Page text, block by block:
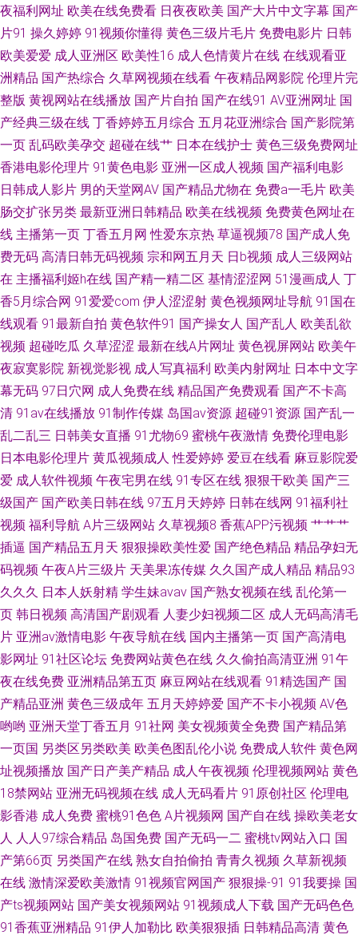
精品久久www 99青青热re 日韩免费 97ii综合网 青青草原综合网 91无码中出
91视频免费 91乱码久久 91色色综合网 日韩性爱网站 99热九九网站 日韩52
页 俺去也成人电影 色悠悠成人综合网站 波多野吉依无码 涩涩伦理影院 91极
品久久精 久久精品偷拍视频 91蜜桃臀 日韩网页AV入口 91综合 91刺激视频
精品人妻久久中文字幕 91福利姬91 欧韩一级 东方影库四虎8848 91人妻福
利精品 丝袜五月天 内射丰满 91日操 日韩视频一类 肏屄TⅤ 91jupao 激情宗
合色网 91看视频 欧美色资源网 超碰人人草 91不用下载观看 极品av在线 91
次元黄色pc 精品久久中文久久 91第一福利视频 久草天堂 91国产视频在线观
久6热 国大片免费观看电视剧 91看片网址 欧美肏肏肏 91视频免费试看 中文
字幕日韩资源网 欧美亚州成人在线电影 99久久国产免费观 婷婷五月激情澎
湃 九一精品网站 91看频 日韩伦理一本道 成人国产 亚洲精品国产精品国 国
产久久免费视频免费 91成人片免费视频
夜福利网址 欧美在线免费看 日夜夜欧美 国产大片中文字幕 国产
片91 操久婷婷 91视频你懂得 黄色三级片毛片 免费电影片 日韩
欧美爱爱 成人亚洲区 欧美性16 成人色情黄片在线 在线观看亚
洲精品 国产热综合 久草网视频在线看 午夜精品网影院 伦理片完
整版 黄视网站在线播放 国产片自拍 国产在线91 AV亚洲网址 国
产经典三级在线 丁香婷婷五月综合 五月花亚洲综合 国产影院第
一页 乱码欧美孕交 超碰在线艹 日本在线护士 黄色三级免费网址
香港电影伦理片 91黄色电影 亚洲一区成人视频 国产福利电影
日韩成人影片 男的天堂网AV 国产精品尤物在 免费a一毛片 欧美
肠交扩张另类 最新亚洲日韩精品 欧美在线视频 免费黄色网址在
线 主播第一页 丁香五月网 性爱东京热 草逼视频78 国产成人免
费无码 高清日韩无码视频 宗和网五月天 日b视频 成人三级网站
在 主播福利姬h在线 国产精一精二区 基情涩涩网 51漫画成人 丁
香5月综合网 91爱爱com 伊人涩涩射 黄色视频网址导航 91国在
线观看 91最新自拍 黄色软件91 国产操女人 国产乱人 欧美乱欲
视频 超碰吃瓜 久草涩涩 最新在线A片网址 黄色视屏网站 欧美午
夜寂寞影院 新视觉影视 成人写真福利 欧美内射网址 日本中文字
幕无码 97日穴网 成人免费在线 精品国产免费观看 国产不卡高
清 91av在线播放 91制作传媒 岛国av资源 超碰91资源 国产乱一
乱二乱三 日韩美女直播 91尤物69 蜜桃午夜激情 免费伦理电影
日本电影伦理片 黄瓜视频成人 性爱婷婷 爱豆在线看 麻豆影院爱
爱 成人软件视频 午夜宅男在线 91专区在线 狠狠干欧美 国产三
级国产 国产欧美日韩在线 97五月天婷婷 日韩在线网 91福利社
视频 福利导航 A片三级网站 久草视频8 香蕉APP污视频 艹艹艹
插逼 国产精品五月天 狠狠操欧美性爱 国产绝色精品 精品孕妇无
码视频 午夜A片三级片 天美果冻传媒 久久国产成人精品 精品93
久久久 日本人妖射精 学生妹avav 国产熟女视频在线 乱伦第一
页 韩日视频 高清国产剧观看 人妻少妇视频二区 成人无码高清毛
片 亚洲av激情电影 午夜导航在线 国内主播第一页 国产高清电
影网址 91社区论坛 免费网站黄色在线 久久偷拍高清亚洲 91午
夜在线免费 亚洲精品第五页 麻豆网站在线观看 91精选国产 国
产精品亚洲 黄色三级成年 五月天婷婷爱 国产不卡小视频 AV色
哟哟 亚洲天堂丁香五月 91社网 美女视频黄全免费 国产精品第
一页国 另类区另类欧美 欧美色图乱伦小说 免费成人软件 黄色网
址视频播放 国产日产美产精品 成人午夜视频 伦理视频网站 黄色
18禁网站 亚洲无码视频在线 成人无码看片 91原创社区 伦理电
影香港 成人免费 蜜桃91色色 A片视频网 国产自在线 操欧美老女
人 人人97综合精品 岛国免费 国产无码一二 蜜桃tv网站入口 国
产第66页 另类国产在线 熟女自拍偷拍 青青久视频 久草新视频
在线 激情深爱欧美激情 91视频官网国产 狠狠操-91 91我要操 国
产ts视频网站 国产美女视频网站 91视频成人下载 国产无码色色
91香蕉亚洲精品 91伊人加勒比 欧美狠狠插 日韩精品高清 黄色